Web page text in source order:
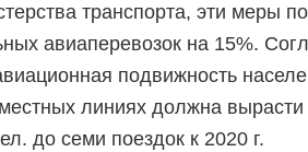
транспорта, эти меры
авиаперевозок на 15%.
подвижность
линиях должна
до семи поездок к 2020 г.